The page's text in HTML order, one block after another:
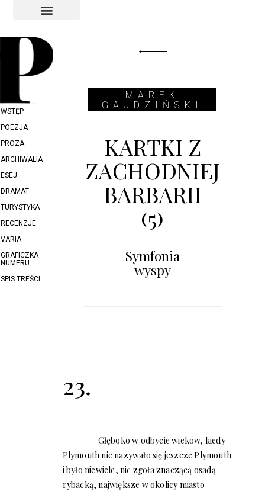
WSTĘP
POEZJA
PROZA
ARCHIWALIA
ESEJ
DRAMAT
TURYSTYKA
RECENZJE
VARIA
GRAFICZKA
NUMERU
SPIS TREŚCI
MAREK
GAJDZIŃSKI
KARTKI Z
ZACHODNIEJ
BARBARII
(5)
Symfonia
wyspy
23.
Głęboko w odbycie wieków, kiedy
Plymouth nie nazywało się jeszcze Plymouth
i było niewiele, nic zgoła znaczącą osadą
rybacką, największe w okolicy miasto